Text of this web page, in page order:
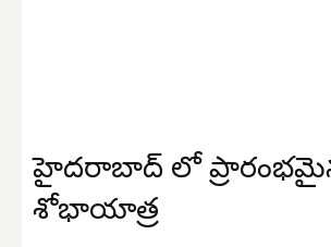
హైదరాబాద్ లో
శోభాయాత్ర